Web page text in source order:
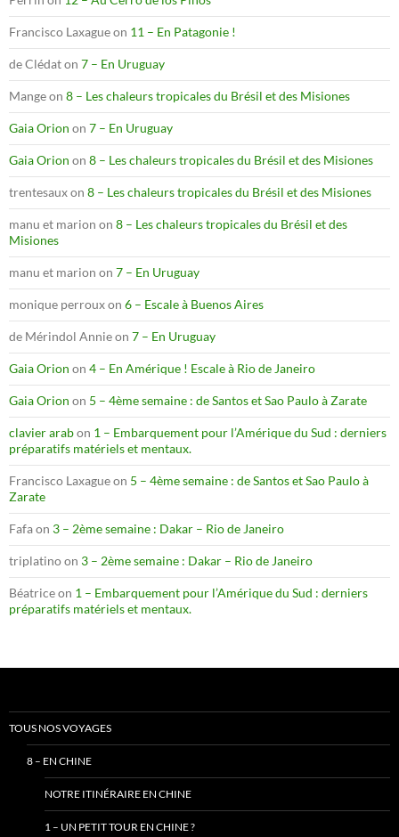
Francisco Laxagueon 11 – En Patagonie !
de Clédaton 7 – En Uruguay
Mangeon 8 – Les chaleurs tropicales du Brésil et des Misiones
Gaia Orion on 7 – En Uruguay
Gaia Orion on 8 – Les chaleurs tropicales du Brésil et des Misiones
trentesauxon 8 – Les chaleurs tropicales du Brésil et des Misiones
manu et marion on 8 – Les chaleurs tropicales du Brésil et des
Misiones
manu et marion on 7 – En Uruguay
monique perrouxon 6 – Escale à Buenos Aires
de Mérindol Annieon 7 – En Uruguay
Gaia Orion on 4 – En Amérique ! Escale à Rio de Janeiro
Gaia Orion on 5 – 4ème semaine : de Santos et Sao Paulo à Zarate
clavier arabon 1 – Embarquement pour l’Amérique du Sud : derniers
préparatifs matériels et mentaux.
Francisco Laxagueon 5 – 4ème semaine : de Santos et Sao Paulo à
Zarate
Fafaon 3 – 2ème semaine : Dakar – Rio de Janeiro
triplatinoon 3 – 2ème semaine : Dakar – Rio de Janeiro
Béatriceon 1 – Embarquement pour l’Amérique du Sud : derniers
préparatifs matériels et mentaux.
TOUS NOS VOYAGES
8 – EN CHINE
NOTRE ITINÉRAIRE EN CHINE
1 – UN PETIT TOUR EN CHINE ?